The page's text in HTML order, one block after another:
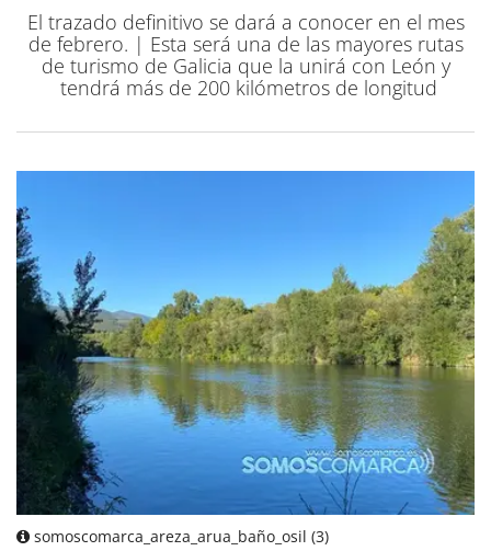
El trazado definitivo se dará a conocer en el mes
de febrero. | Esta será una de las mayores rutas
de turismo de Galicia que la unirá con León y
tendrá más de 200 kilómetros de longitud
somoscomarca_areza_arua_baño_osil (3)